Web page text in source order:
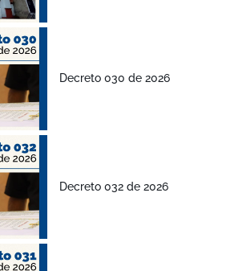
Decreto 030 de 2026
Decreto 032 de 2026